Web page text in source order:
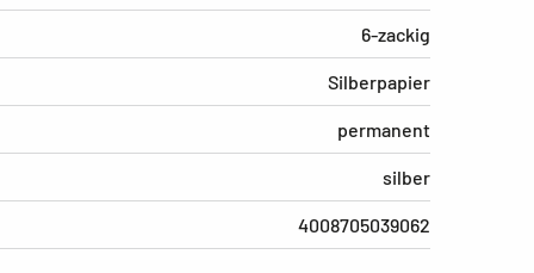
6-zackig
Silberpapier
permanent
silber
4008705039062